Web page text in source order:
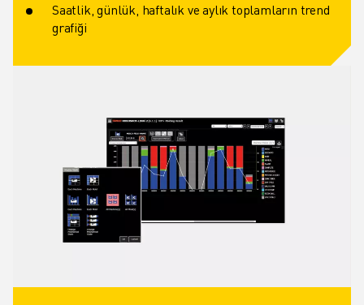
Saatlik, günlük, haftalık ve aylık toplamların trend
grafiği